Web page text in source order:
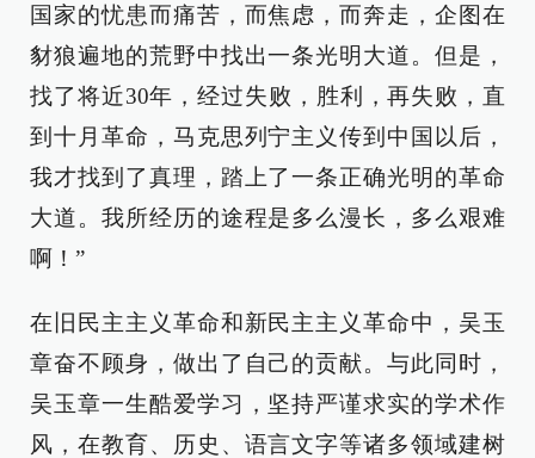
国家的忧患而痛苦，而焦虑，而奔走，企图在
豺狼遍地的荒野中找出一条光明大道。但是，
找了将近30年，经过失败，胜利，再失败，直
到十月革命，马克思列宁主义传到中国以后，
我才找到了真理，踏上了一条正确光明的革命
大道。我所经历的途程是多么漫长，多么艰难
啊！”
在旧民主主义革命和新民主主义革命中，吴玉
章奋不顾身，做出了自己的贡献。与此同时，
吴玉章一生酷爱学习，坚持严谨求实的学术作
风，在教育、历史、语言文字等诸多领域建树